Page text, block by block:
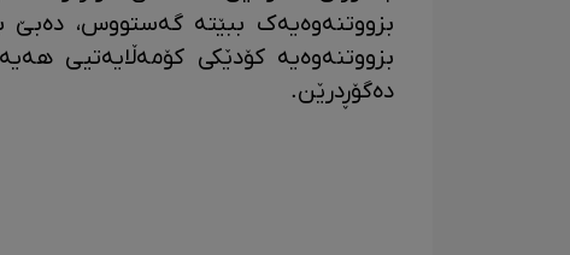
بزووتنەوەیەک ببێتە گەستووس، دەبێ
بزووتنەوەیە کۆدێکی کۆمەڵایەتیی
دەگۆڕدرێن.